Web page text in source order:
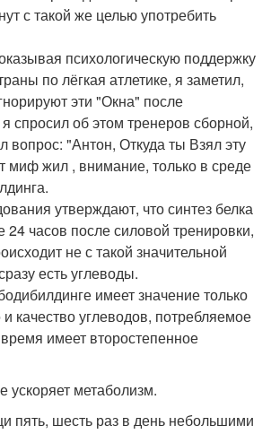
с такой же целью употребить
психологическую поддержку
по лёгкая атлетике, я заметил,
эти "Окна" после
спросил об этом тренеров сборной,
вопрос: "Антон, Откуда ты Взял эту
миф жил , внимание, только в среде
утверждают, что синтез белка
24 часов после силовой тренировки,
не с такой значительной
есть углеводы.
имеет значение только
качество углеводов, потребляемое
имеет второстепенное
ускоряет метаболизм.
пять, шесть раз в день небольшими